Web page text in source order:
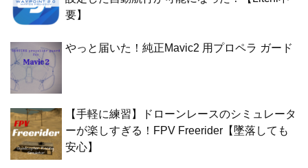
要】
やっと届いた！純正Mavic2 用プロペラ ガード
【手軽に練習】ドローンレースのシミュレータ
ーが楽しすぎる！FPV Freerider【墜落しても
安心】